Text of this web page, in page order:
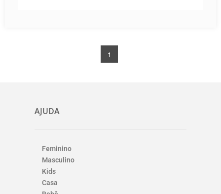
1
AJUDA
Feminino
Masculino
Kids
Casa